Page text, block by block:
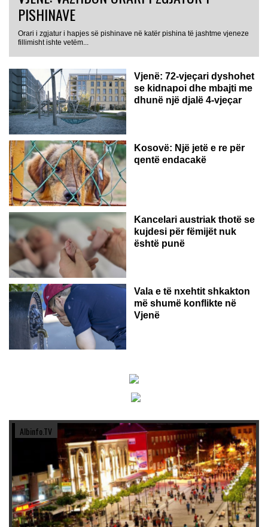
PISHINAVE
Orari i zgjatur i hapjes së pishinave në katër pishina të jashtme vjeneze
fillimisht ishte vetëm...
Vjenë: 72-vjeçari dyshohet
se kidnapoi dhe mbajti me
dhunë një djalë 4-vjeçar
Kosovë: Një jetë e re për
qentë endacakë
Kancelari austriak thotë se
kujdesi për fëmijët nuk
është punë
Vala e të nxehtit shkakton
më shumë konflikte në
Vjenë
Albinfo.TV